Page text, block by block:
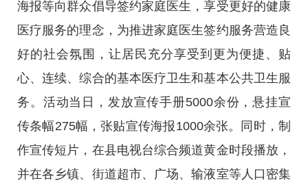
海报等向群众倡导签约家庭医生，享受更好的健康
医疗服务的理念，为推进家庭医生签约服务营造良
好的社会氛围，让居民充分享受到更为便捷、贴
心、连续、综合的基本医疗卫生和基本公共卫生服
务。活动当日，发放宣传手册5000余份，悬挂宣
传条幅275幅，张贴宣传海报1000余张。同时，制
作宣传短片，在县电视台综合频道黄金时段播放，
并在各乡镇、街道超市、广场、输液室等人口密集